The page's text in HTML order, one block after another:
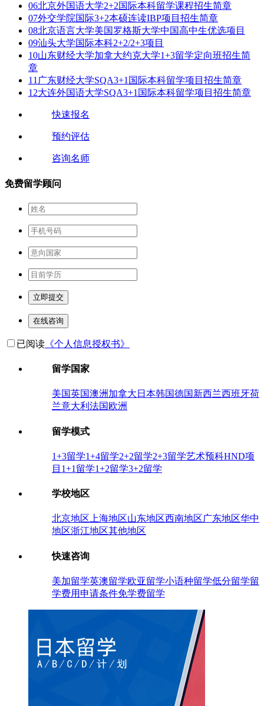
06北京外国语大学2+2国际本科留学课程招生简章
07外交学院国际3+2本硕连读IBP项目招生简章
08北京语言大学美国罗格斯大学中国高中生优选项目
09汕头大学国际本科2+2/2+3项目
10山东财经大学加拿大约克大学1+3留学定向班招生简
章
11 广东财经大学SQA3+1国际本科留学项目招生简章
12大连外国语大学SQA3+1国际本科留学项目招生简章
快速报名
预约评估
咨询名师
免费留学顾问
立即提交
在线咨询
已阅读 《个人信息授权书》
留学国家
美国英国澳洲 加拿大 日本韩国德国新西兰西班牙荷
兰意大利 法国欧洲
留学模式
1+3留学1+4留学2+2留学2+3留学艺术预科HND项
目 1+1留学1+2留学3+2留学
学校地区
北京地区上海地区山东地区西南地区广东地区华中
地区浙江地区其他地区
快速咨询
美加留学英澳留学欧亚留学小语种留学低分留学留
学费用 申请条件免学费留学